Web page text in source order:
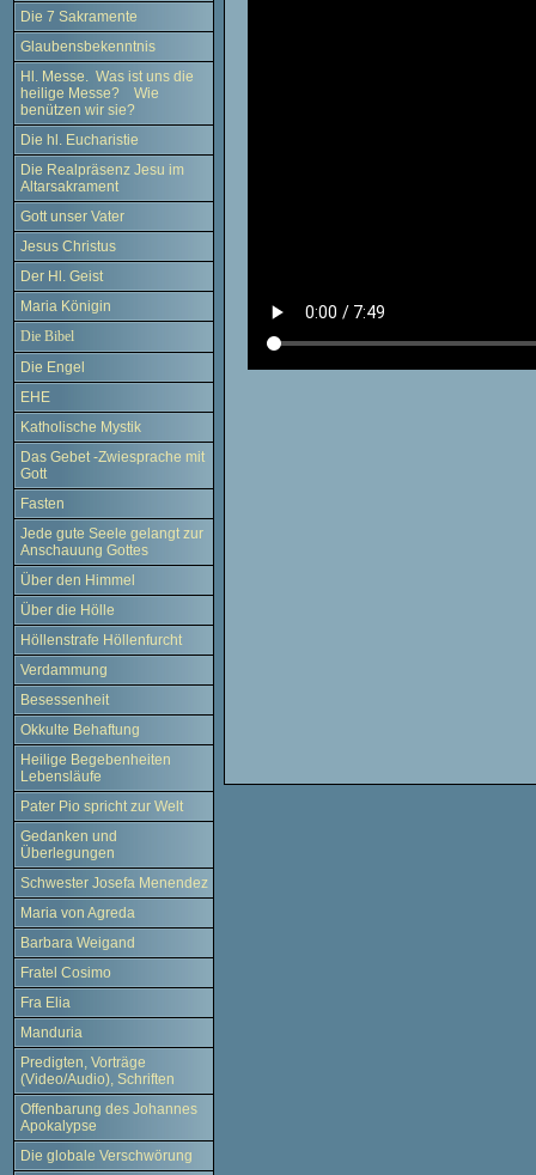
Die 7 Sakramente
Glaubensbekenntnis
Hl. Messe. Was ist uns die
heilige Messe? Wie
benützen wir sie?
Die hl. Eucharistie
Die Realpräsenz Jesu im
Altarsakrament
Gott unser Vater
Jesus Christus
Der Hl. Geist
Maria Königin
Die Bibel
Die Engel
EHE
Katholische Mystik
Das Gebet -Zwiesprache mit
Gott
Fasten
Jede gute Seele gelangt zur
Anschauung Gottes
Über den Himmel
Über die Hölle
Höllenstrafe Höllenfurcht
Verdammung
Besessenheit
Okkulte Behaftung
Heilige Begebenheiten
Lebensläufe
Pater Pio spricht zur Welt
Gedanken und
Überlegungen
Schwester Josefa Menendez
Maria von Agreda
Barbara Weigand
Fratel Cosimo
Fra Elia
Manduria
Predigten, Vorträge
(Video/Audio), Schriften
Offenbarung des Johannes
Apokalypse
Die globale Verschwörung